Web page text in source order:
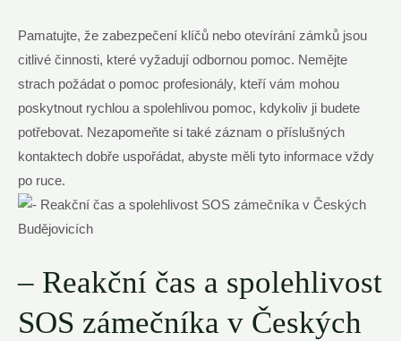
Pamatujte, že zabezpečení klíčů nebo otevírání zámků jsou
citlivé činnosti, které vyžadují odbornou pomoc. Nemějte
strach požádat o pomoc profesionály, kteří vám mohou
poskytnout rychlou a spolehlivou pomoc, kdykoliv ji budete
potřebovat. Nezapomeňte si také záznam o příslušných
kontaktech dobře uspořádat, abyste měli tyto informace vždy
po ruce.
– Reakční čas a spolehlivost
SOS zámečníka v Českých